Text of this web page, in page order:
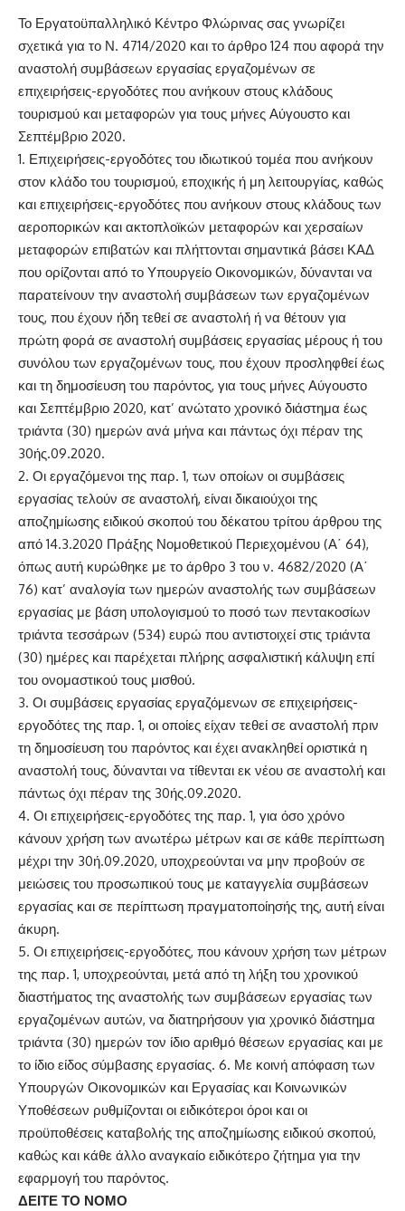
Το Εργατοϋπαλληλικό Κέντρο Φλώρινας σας γνωρίζει
σχετικά για το Ν. 4714/2020 και το άρθρο 124 που αφορά την
αναστολή συμβάσεων εργασίας εργαζομένων σε
επιχειρήσεις-εργοδότες που ανήκουν στους κλάδους
τουρισμού και μεταφορών για τους μήνες Αύγουστο και
Σεπτέμβριο 2020.
1. Επιχειρήσεις-εργοδότες του ιδιωτικού τομέα που ανήκουν
στον κλάδο του τουρισμού, εποχικής ή μη λειτουργίας, καθώς
και επιχειρήσεις-εργοδότες που ανήκουν στους κλάδους των
αεροπορικών και ακτοπλοϊκών μεταφορών και χερσαίων
μεταφορών επιβατών και πλήττονται σημαντικά βάσει ΚΑΔ
που ορίζονται από το Υπουργείο Οικονομικών, δύνανται να
παρατείνουν την αναστολή συμβάσεων των εργαζομένων
τους, που έχουν ήδη τεθεί σε αναστολή ή να θέτουν για
πρώτη φορά σε αναστολή συμβάσεις εργασίας μέρους ή του
συνόλου των εργαζομένων τους, που έχουν προσληφθεί έως
και τη δημοσίευση του παρόντος, για τους μήνες Αύγουστο
και Σεπτέμβριο 2020, κατ’ ανώτατο χρονικό διάστημα έως
τριάντα (30) ημερών ανά μήνα και πάντως όχι πέραν της
30ής.09.2020.
2. Οι εργαζόμενοι της παρ. 1, των οποίων οι συμβάσεις
εργασίας τελούν σε αναστολή, είναι δικαιούχοι της
αποζημίωσης ειδικού σκοπού του δέκατου τρίτου άρθρου της
από 14.3.2020 Πράξης Νομοθετικού Περιεχομένου (Α΄ 64),
όπως αυτή κυρώθηκε με το άρθρο 3 του ν. 4682/2020 (Α΄
76) κατ’ αναλογία των ημερών αναστολής των συμβάσεων
εργασίας με βάση υπολογισμού το ποσό των πεντακοσίων
τριάντα τεσσάρων (534) ευρώ που αντιστοιχεί στις τριάντα
(30) ημέρες και παρέχεται πλήρης ασφαλιστική κάλυψη επί
του ονομαστικού τους μισθού.
3. Οι συμβάσεις εργασίας εργαζόμενων σε επιχειρήσεις-
εργοδότες της παρ. 1, οι οποίες είχαν τεθεί σε αναστολή πριν
τη δημοσίευση του παρόντος και έχει ανακληθεί οριστικά η
αναστολή τους, δύνανται να τίθενται εκ νέου σε αναστολή και
πάντως όχι πέραν της 30ής.09.2020.
4. Οι επιχειρήσεις-εργοδότες της παρ. 1, για όσο χρόνο
κάνουν χρήση των ανωτέρω μέτρων και σε κάθε περίπτωση
μέχρι την 30ή.09.2020, υποχρεούνται να μην προβούν σε
μειώσεις του προσωπικού τους με καταγγελία συμβάσεων
εργασίας και σε περίπτωση πραγματοποίησής της, αυτή είναι
άκυρη.
5. Οι επιχειρήσεις-εργοδότες, που κάνουν χρήση των μέτρων
της παρ. 1, υποχρεούνται, μετά από τη λήξη του χρονικού
διαστήματος της αναστολής των συμβάσεων εργασίας των
εργαζομένων αυτών, να διατηρήσουν για χρονικό διάστημα
τριάντα (30) ημερών τον ίδιο αριθμό θέσεων εργασίας και με
το ίδιο είδος σύμβασης εργασίας. 6. Με κοινή απόφαση των
Υπουργών Οικονομικών και Εργασίας και Κοινωνικών
Υποθέσεων ρυθμίζονται οι ειδικότεροι όροι και οι
προϋποθέσεις καταβολής της αποζημίωσης ειδικού σκοπού,
καθώς και κάθε άλλο αναγκαίο ειδικότερο ζήτημα για την
εφαρμογή του παρόντος.
ΔΕΙΤΕ ΤΟ ΝΟΜΟ